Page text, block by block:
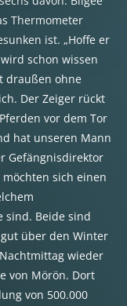
Thermometer
ist. „Hoffe er
schon wissen
draußen ohne
Der Zeiger rückt
vor dem Tor
hat unseren Mann
Gefängnisdirektor
sich einen
sind. Beide sind
über den Winter
wieder
von Mörön. Dort
von 500.000